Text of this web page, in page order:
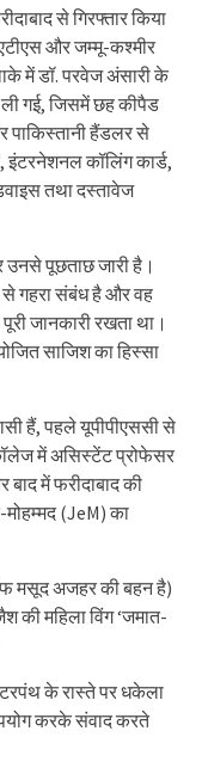
से गिरफ्तार किया
और जम्मू-कश्मीर
में डॉ. परवेज अंसारी के
ली गई, जिसमें छह कीपैड
पाकिस्तानी हैंडलर से
इंटरनेशनल कॉलिंग कार्ड,
तथा दस्तावेज
उनसे पूछताछ जारी है।
गहरा संबंध है और वह
जानकारी रखता था।
साजिश का हिस्सा
हैं, पहले यूपीपीएससी से
में असिस्टेंट प्रोफेसर
में फरीदाबाद की
(JeM) का
मसूद अजहर की बहन है)
की महिला विंग ‘जमात-
के रास्ते पर धकेला
करके संवाद करते